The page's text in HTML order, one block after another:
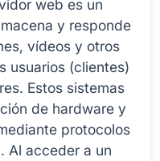
web es un
y responde
vídeos y otros
usuarios (clientes)
Estos sistemas
de hardware y
protocolos
Al acceder a un